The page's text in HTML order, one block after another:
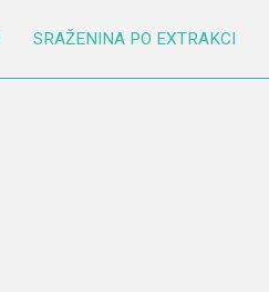
SRAŽENINA PO EXTRAKCI